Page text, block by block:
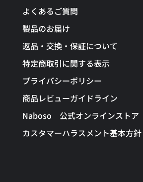
よくあるご質問
製品のお届け
返品・交換・保証について
特定商取引に関する表示
プライバシーポリシー
商品レビューガイドライン
Naboso 公式オンラインスト
カスタマーハラスメント基本方針